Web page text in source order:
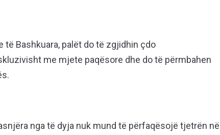
të Bashkuara, palët do të zgjidhin çdo
me mjete paqësore dhe do të përmbahen
nga të dyja nuk mund të përfaqësojë tjetrën në